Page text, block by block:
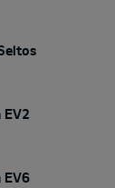
EV2
EV6